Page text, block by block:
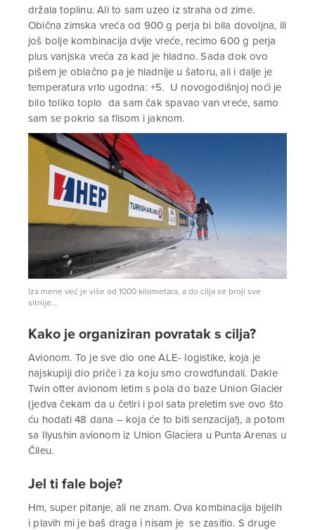
držala toplinu. Ali to sam uzeo iz straha od zime.
Obična zimska vreća od 900 g perja bi bila dovoljna, ili
još bolje kombinacija dvije vreće, recimo 600 g perja
plus vanjska vreća za kad je hladno. Sada dok ovo
pišem je oblačno pa je hladnije u šatoru, ali i dalje je
temperatura vrlo ugodna: +5. U novogodišnjoj noći je
bilo toliko toplo da sam čak spavao van vreće, samo
sam se pokrio sa flisom i jaknom.
Iza mene već je više od 1000 kilometara, a do cilja se broji sve
sitnije…
Kako je organiziran povratak s cilja?
Avionom. To je sve dio one ALE- logistike, koja je
najskuplji dio priče i za koju smo crowdfundali. Dakle
Twin otter avionom letim s pola do baze Union Glacier
(jedva čekam da u četiri i pol sata preletim sve ovo što
ću hodati 48 dana – koja će to biti senzacija!), a potom
sa Ilyushin avionom iz Union Glaciera u Punta Arenas u
Čileu.
Jel ti fale boje?
Hm, super pitanje, ali ne znam. Ova kombinacija bijelih
i plavih mi je baš draga i nisam je se zasitio. S druge